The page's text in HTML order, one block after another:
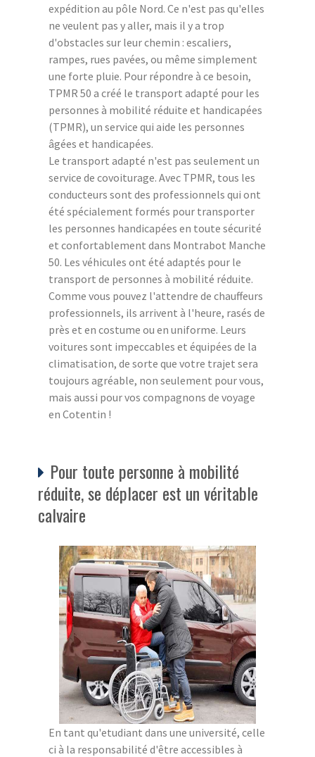
expédition au pôle Nord. Ce n'est pas qu'elles
ne veulent pas y aller, mais il y a trop
d'obstacles sur leur chemin : escaliers,
rampes, rues pavées, ou même simplement
une forte pluie. Pour répondre à ce besoin,
TPMR 50 a créé le transport adapté pour les
personnes à mobilité réduite et handicapées
(TPMR), un service qui aide les personnes
âgées et handicapées.
Le transport adapté n'est pas seulement un
service de covoiturage. Avec TPMR, tous les
conducteurs sont des professionnels qui ont
été spécialement formés pour transporter
les personnes handicapées en toute sécurité
et confortablement dans Montrabot Manche
50. Les véhicules ont été adaptés pour le
transport de personnes à mobilité réduite.
Comme vous pouvez l'attendre de chauffeurs
professionnels, ils arrivent à l'heure, rasés de
près et en costume ou en uniforme. Leurs
voitures sont impeccables et équipées de la
climatisation, de sorte que votre trajet sera
toujours agréable, non seulement pour vous,
mais aussi pour vos compagnons de voyage
en Cotentin !
Pour toute personne à mobilité
réduite, se déplacer est un véritable
calvaire
En tant qu'etudiant dans une université, celle
ci à la responsabilité d'être accessibles à